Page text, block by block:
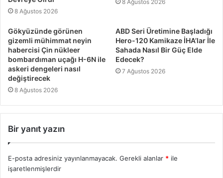
8 Ağustos 2026
8 Ağustos 2026
Gökyüzünde görünen
gizemli mühimmat neyin
habercisi Çin nükleer
bombardıman uçağı H-6N ile
askeri dengeleri nasıl
değiştirecek
8 Ağustos 2026
ABD Seri Üretimine Başladığı
Hero-120 Kamikaze İHA’lar İle
Sahada Nasıl Bir Güç Elde
Edecek?
7 Ağustos 2026
Bir yanıt yazın
E-posta adresiniz yayınlanmayacak. Gerekli alanlar * ile
işaretlenmişlerdir